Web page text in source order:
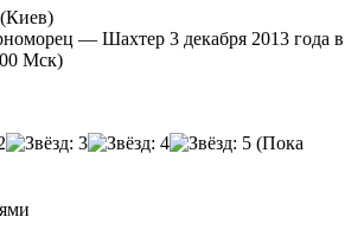
— Шахтер 3 декабря 2013 года в
Мск)
(Пока